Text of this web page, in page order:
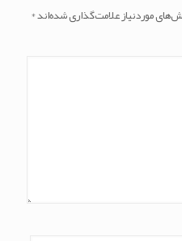
موردنیاز علامت‌گذاری شده‌اند*